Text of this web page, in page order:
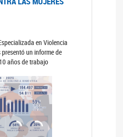
en Violencia
un informe de
años de trabajo